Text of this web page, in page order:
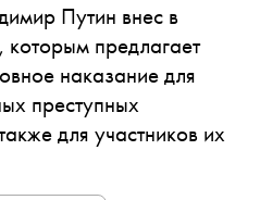
Путин внес в
, которым предлагает
наказание для
преступных
для участников их